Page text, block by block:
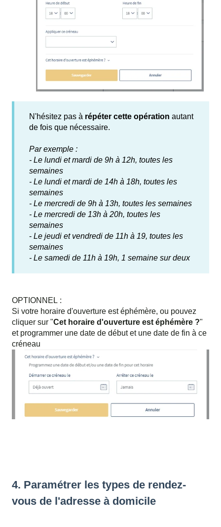
N'hésitez pas à répéter cette opération autant
de fois que nécessaire.
Par exemple :
- Le lundi et mardi de 9h à 12h, toutes les
semaines
- Le lundi et mardi de 14h à 18h, toutes les
semaines
- Le mercredi de 9h à 13h, toutes les semaines
- Le mercredi de 13h à 20h, toutes les
semaines
- Le jeudi et vendredi de 11h à 19, toutes les
semaines
- Le samedi de 11h à 19h, 1 semaine sur deux
OPTIONNEL :
Si votre horaire d'ouverture est éphémère, ou pouvez
cliquer sur "Cet horaire d'ouverture est éphémère ?"
et programmer une date de début et une date de fin à ce
créneau
4. Paramétrer les types de rendez-
vous de l'adresse à domicile